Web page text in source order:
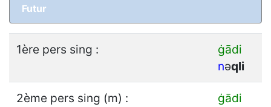
Futur
1ère pers sing :
ġādi
nǝqli
2ème pers sing (m) :
ġādi